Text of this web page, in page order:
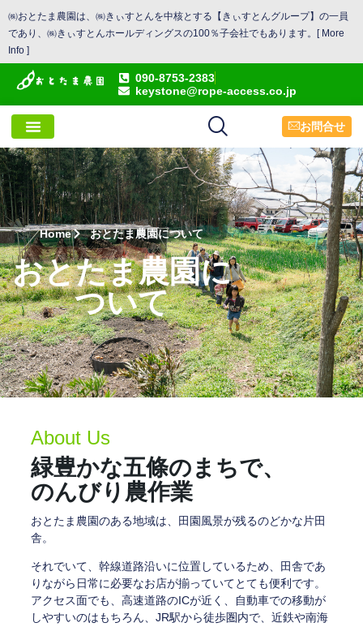
㈱おとたま農園は、㈱きぃすとんを中核とする【きぃすとんグループ】の一員
であり、㈱きぃすとんホールディングスの100％子会社でもあります。[ More
Info ]
090-8753-2383
keystone@rope-access.co.jp
お問合せ
Home おとたま農園について
おとたま農園に
ついて
About Us
緑豊かな五條のまちで、
のんびり農作業
おとたま農園のある地域は、田園風景が残るのどかな片田
舎。
それでいて、幹線道路沿いに位置しているため、田舎であ
りながら日常に必要なお店が揃っていてとても便利です。
アクセス面でも、高速道路のICが近く、自動車での移動が
しやすいのはもちろん、JR駅から徒歩圏内で、近鉄や南海